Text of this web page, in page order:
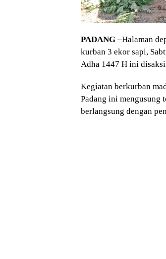
PADANG –Halaman
kurban 3 ekor sapi,
Adha 1447 H ini
Kegiatan berkurban
Padang ini mengusung
berlangsung dengan